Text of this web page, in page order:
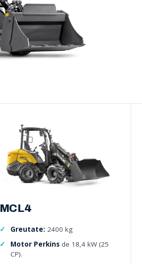
MCL4
Greutate: 2400 kg
Motor Perkins de 18,4 kW (25
CP).